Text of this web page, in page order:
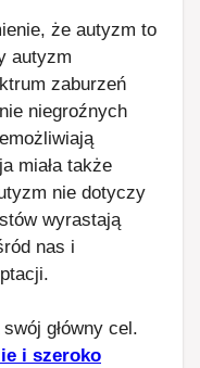
że autyzm to
autyzm
zaburzeń
niegroźnych
miała także
nie dotyczy
wyrastają
nas i
główny cel.
i szeroko